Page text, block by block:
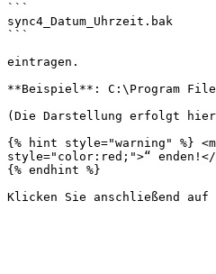
```
sync4_Datum_Uhrzeit.bak
```
eintragen.
**Beispiel**: C:\Program
(Die Darstellung erfolgt hier
{% hint style="warning" %}
style="color:red;">“ enden!</
{% endhint %}